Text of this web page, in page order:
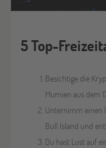
5 Top-
Besichtige die
Mumien aus dem
Unternimm einen
Bull Island und
Du hast Lust auf